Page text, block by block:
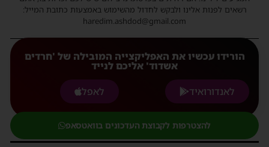
רשאים לפנות אלינו ולבקש לחדול מהשימוש באמצעות כתובת המייל:
haredim.ashdod@gmail.com
הורידו עכשיו את האפליקצייה המובילה של 'חרדים
אשדוד' אליכם לנייד
לאנדורואיד
לאפל
להצטרפות לקבוצת העדכונים בוואטסאפ